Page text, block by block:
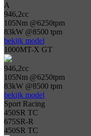
A
946,2cc
105Nm @6250tpm
83kW @8500 tpm
bekijk model
1000MT-X GT
946,2cc
105Nm @6250tpm
83kW @8500 tpm
bekijk model
Sport Racing
450SR TC
675SR-R
450SR TC